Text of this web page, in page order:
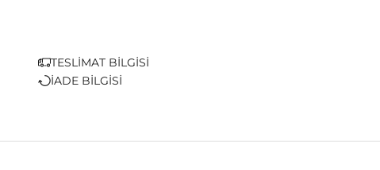
TESLİMAT BİLGİSİ
İADE BİLGİSİ